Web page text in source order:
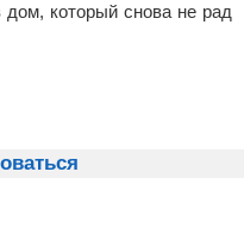
который снова не рад